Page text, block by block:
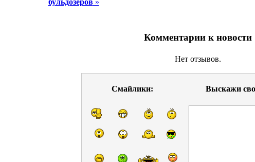
бульдозеров»
Комментарии к новости
Нет отзывов.
Смайлики: Выскажи